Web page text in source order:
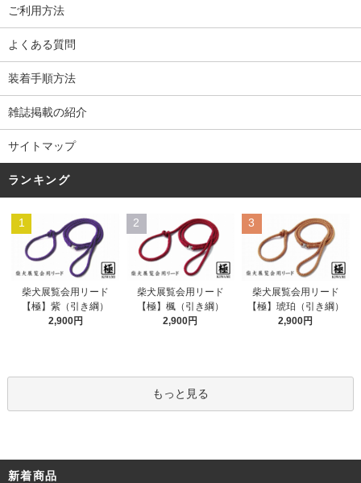
ご利用方法
よくある質問
装着手順方法
雑誌掲載の紹介
サイトマップ
ランキング
1
柴犬展覧会用リード
【極】紫（引き綱）
2,900円
2
柴犬展覧会用リード
【極】楓（引き綱）
2,900円
3
柴犬展覧会用リード
【極】琥珀（引き綱）
2,900円
もっと見る
新着商品